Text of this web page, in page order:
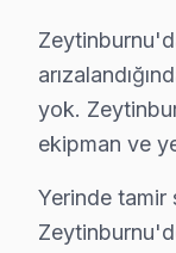
C: Tamir
S:
C:
S:
C: Hayır,
S:
yok.
ekipman ve
Yerinde